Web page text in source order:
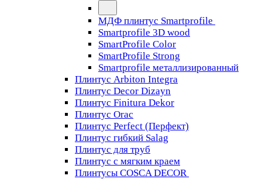
МДФ плинтус Smartprofile
Smartprofile 3D wood
SmartProfile Color
SmartProfile Strong
Smartprofile металлизированный
Плинтус Arbiton Integra
Плинтус Decor Dizayn
Плинтус Finitura Dekor
Плинтус Orac
Плинтус Perfect (Перфект)
Плинтус гибкий Salag
Плинтус для труб
Плинтус с мягким краем
Плинтусы COSCA DECOR